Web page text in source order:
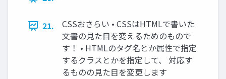
21.
CSSおさらい • CSSはHTMLで書いた
文書の見た目を変えるためのもので
す！ • HTMLのタグ名とか属性で指定
するクラスとかを指定して、 対応す
るものの見た目を変更します